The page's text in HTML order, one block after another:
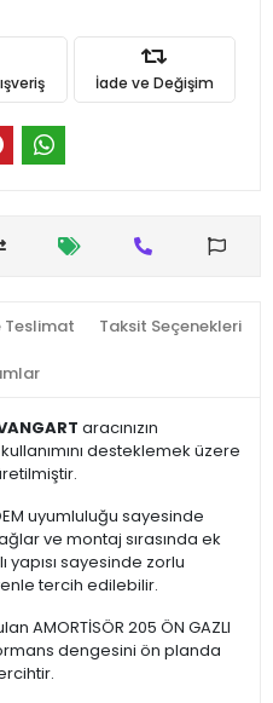
İade ve Değişim
Teslimat Taksit Seçenekleri
aracınızın
desteklemek üzere
uyumluluğu sayesinde
ve montaj sırasında ek
yapısı sayesinde zorlu
tercih edilebilir.
AMORTİSÖR 205 ÖN GAZLI
dengesini ön planda